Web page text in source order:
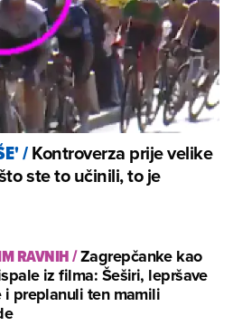
/Kontroverza prije velike
ste to učinili, to je
RAVNIH/Zagrepčanke kao
iz filma: Šeširi, lepršave
i preplanuli ten mamili